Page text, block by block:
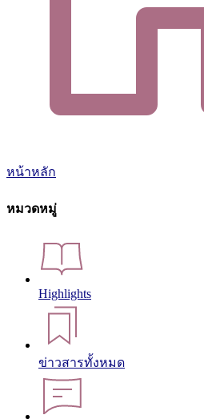
หน้าหลัก
หมวดหมู่
Highlights
ข่าวสารทั้งหมด